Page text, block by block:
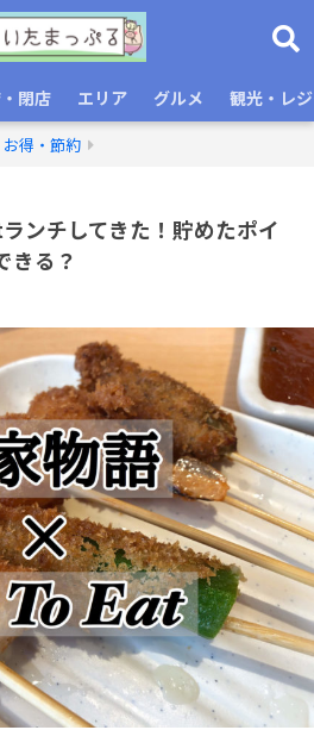
閉店 エリア グルメ 観光・レ
お得・節約
ンチしてきた！貯めたポイ
きる？